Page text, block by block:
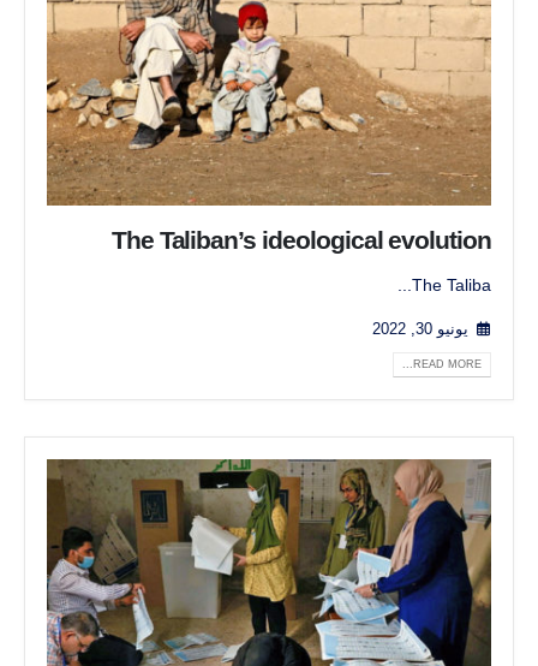
The Taliban’s ideological evolution
The Taliba...
يونيو 30, 2022
READ MORE...